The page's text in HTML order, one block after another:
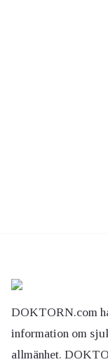
DOKTORN.com
information om
allmänhet.